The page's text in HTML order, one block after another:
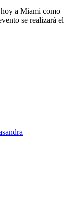
a Miami como
se realizará el